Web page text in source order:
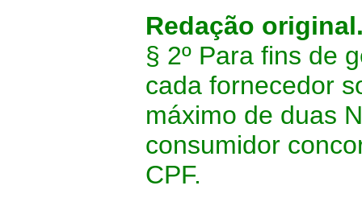
Redação
§ 2º Para fins de
cada fornecedor
máximo de duas
consumidor
CPF.